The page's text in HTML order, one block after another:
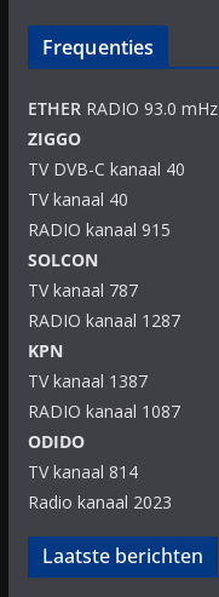
Frequenties
ETHERRADIO 93.0 mHz
ZIGGO
TV DVB-C kanaal 40
TV kanaal 40
RADIO kanaal 915
SOLCON
TV kanaal 787
RADIO kanaal 1287
KPN
TV kanaal 1387
RADIO kanaal 1087
ODIDO
TV kanaal 814
Radio kanaal 2023
Laatste berichten